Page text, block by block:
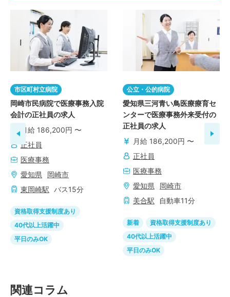
市区町村立病院
岡崎市民病院で医療事務入院
会計の正社員の求人
月給 186,200円 〜
正社員
医療事務
愛知県
岡崎市
東岡崎駅 バス15分
資格取得支援制度あり
40代以上活躍中
平日のみOK
公立・公的病院
愛知県三河青い鳥医療療育セ
ンターで医療事務外来受付の
正社員の求人
月給 186,200円 〜
正社員
医療事務
愛知県
岡崎市
美合駅 自動車11分
新着
資格取得支援制度あり
40代以上活躍中
平日のみOK
関連コラム